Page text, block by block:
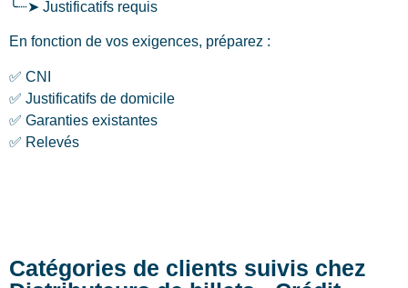
╰┈➤ Justificatifs requis
En fonction de vos exigences, préparez :
✅ CNI
✅ Justificatifs de domicile
✅ Garanties existantes
✅ Relevés
Catégories de clients suivis chez